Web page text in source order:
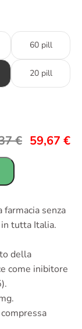
60 pill
20 pill
€ 59,67 €
senza
tutta Italia.
della
come inibitore